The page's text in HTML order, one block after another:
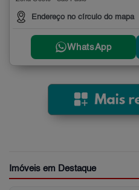
Endereço no círculo do mapa
WhatsApp
Imóveis em Destaque